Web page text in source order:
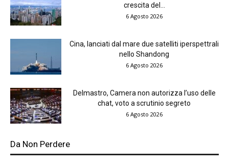
crescita del...
6 Agosto 2026
Cina, lanciati dal mare due satelliti iperspettrali
nello Shandong
6 Agosto 2026
Delmastro, Camera non autorizza l’uso delle
chat, voto a scrutinio segreto
6 Agosto 2026
Da Non Perdere